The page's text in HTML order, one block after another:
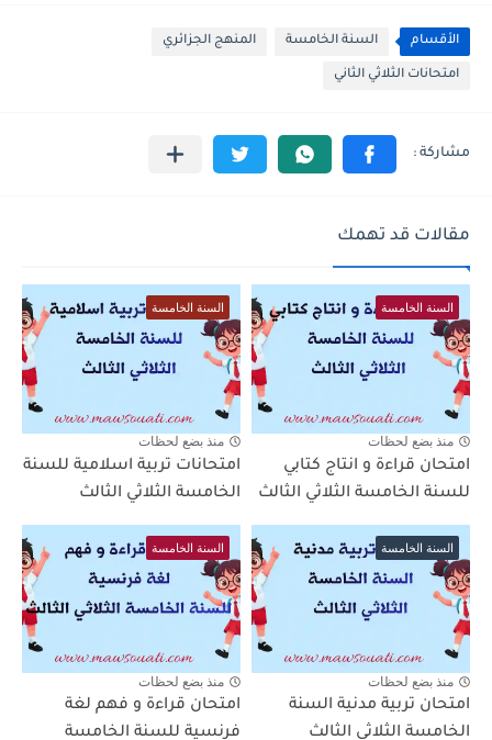
الأقسام السنة الخامسة المنهج الجزائري
امتحانات الثلاثي الثاني
مقالات قد تهمك
السنة الخامسة
منذ بضع لحظات
امتحان قراءة و انتاج كتابي
للسنة الخامسة الثلاثي الثالث
السنة الخامسة
منذ بضع لحظات
امتحانات تربية اسلامية للسنة
الخامسة الثلاثي الثالث
السنة الخامسة
منذ بضع لحظات
امتحان تربية مدنية السنة
الخامسة الثلاثي الثالث
السنة الخامسة
منذ بضع لحظات
امتحان قراءة و فهم لغة
فرنسية للسنة الخامسة